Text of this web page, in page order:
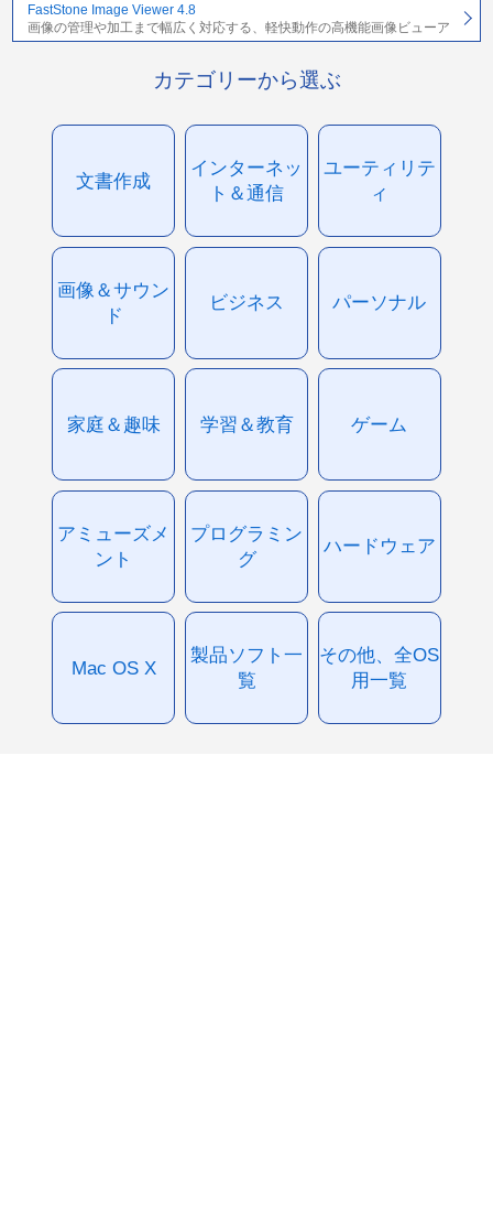
FastStone Image Viewer 4.8
画像の管理や加工まで幅広く対応する、軽快動作の高機能画像ビューア
カテゴリーから選ぶ
文書作成
インターネッ
ト＆通信
ユーティリテ
ィ
画像＆サウン
ド
ビジネス パーソナル
家庭＆趣味 学習＆教育 ゲーム
アミューズメ
ント
プログラミン
グ
ハードウェア
Mac OS X
製品ソフト一
覧
その他、全OS
用一覧